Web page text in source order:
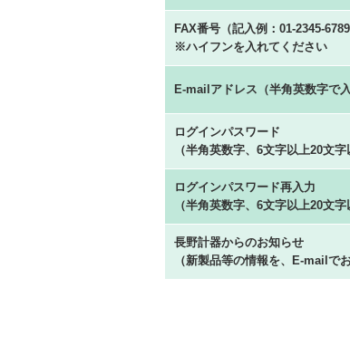
FAX番号（記入例：01-2345-6789
※ハイフンを入れてください
E-mailアドレス（半角英数字で
ログインパスワード
（半角英数字、6文字以上20文
ログインパスワード再入力
（半角英数字、6文字以上20文
長野計器からのお知らせ
（新製品等の情報を、E-mailで